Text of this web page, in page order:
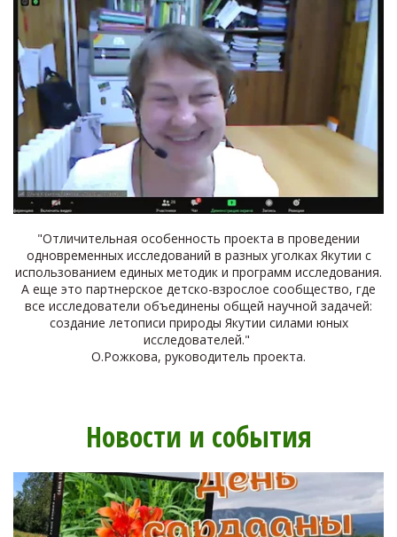
ЗООЛОГИЧЕСКИЕ
ИССЛЕДОВАНИЯ
"Отличительная особенность проекта в проведении
одновременных исследований в разных уголках Якутии с
использованием единых методик и программ исследования.
А еще это партнерское детско-взрослое сообщество, где
все исследователи объединены общей научной задачей:
создание летописи природы Якутии силами юных
исследователей."
О.Рожкова, руководитель проекта.
Новости и события